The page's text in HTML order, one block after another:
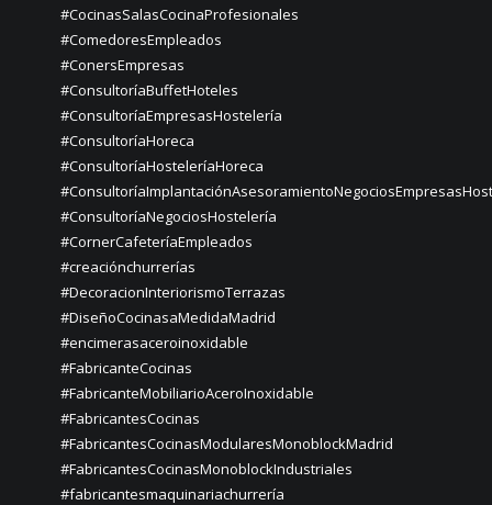
#CocinasSalasCocinaProfesionales
#ComedoresEmpleados
#ConersEmpresas
#ConsultoríaBuffetHoteles
#ConsultoríaEmpresasHostelería
#ConsultoríaHoreca
#ConsultoríaHosteleríaHoreca
#ConsultoríaNegociosHostelería
#CornerCafeteríaEmpleados
#creaciónchurrerías
#DecoracionInteriorismoTerrazas
#DiseñoCocinasaMedidaMadrid
#encimerasaceroinoxidable
#FabricanteCocinas
#FabricanteMobiliarioAceroInoxidable
#FabricantesCocinas
#FabricantesCocinasModularesMonoblockMadrid
#FabricantesCocinasMonoblockIndustriales
#fabricantesmaquinariachurrería